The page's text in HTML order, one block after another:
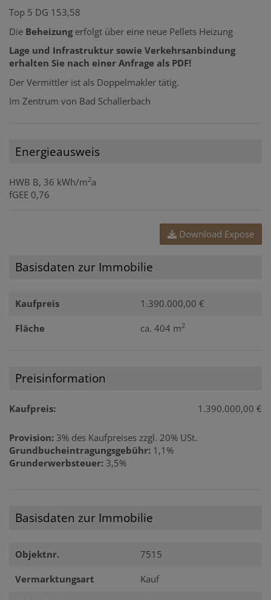
Top 5 DG 153,58
Die Beheizung erfolgt über eine neue Pellets Heizung
Lage und Infrastruktur sowie Verkehrsanbindung
erhalten Sie nach einer Anfrage als PDF!
Der Vermittler ist als Doppelmakler tätig.
Im Zentrum von Bad Schallerbach
Energieausweis
HWB B, 36 kWh/m2a
fGEE 0,76
Download Expose
Basisdaten zur Immobilie
Kaufpreis 1.390.000,00 €
Fläche ca. 404 m2
Preisinformation
Kaufpreis: 1.390.000,00 €
Provision: 3% des Kaufpreises zzgl. 20% USt.
Grundbucheintragungsgebühr: 1,1%
Grunderwerbsteuer: 3,5%
Basisdaten zur Immobilie
Objektnr. 7515
Vermarktungsart Kauf